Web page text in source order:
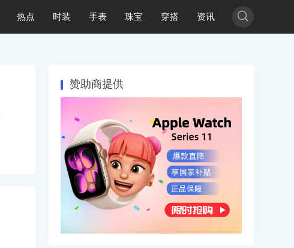
热点 时装 手表 珠宝 穿搭 资讯 
赞助商提供